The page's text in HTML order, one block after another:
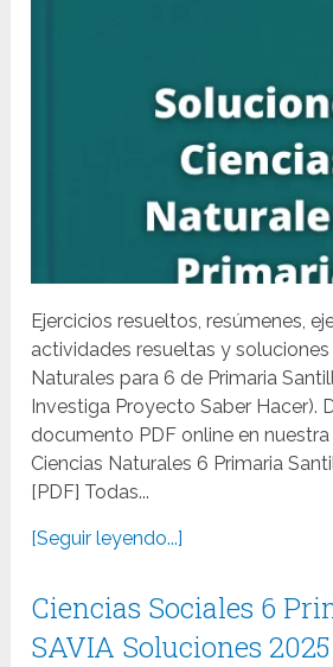
Ejercicios resueltos, resúmenes,
actividades resueltas y soluciones
Naturales para 6 de Primaria
Investiga Proyecto Saber Hacer).
documento PDF online en
Ciencias Naturales 6 Primaria
[PDF] Todas...
[Seguir leyendo...]
Ciencias Sociales 6
SAVIA Soluciones